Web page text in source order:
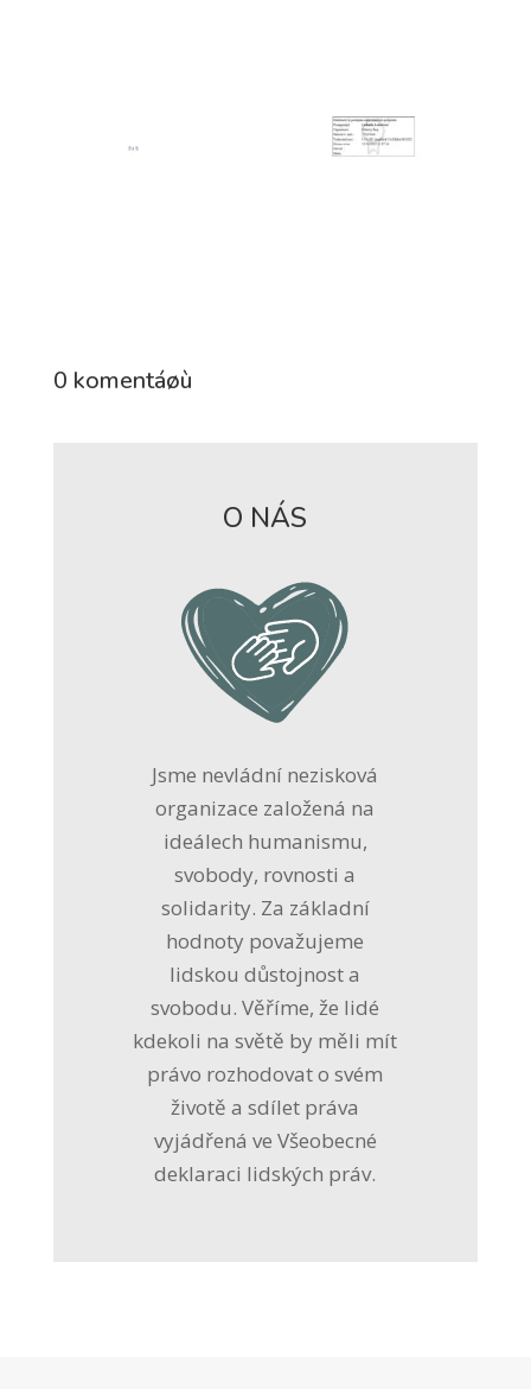
0 komentáøù
O NÁS
Jsme nevládní nezisková
organizace založená na
ideálech humanismu,
svobody, rovnosti a
solidarity. Za základní
hodnoty považujeme
lidskou důstojnost a
svobodu. Věříme, že lidé
kdekoli na světě by měli mít
právo rozhodovat o svém
životě a sdílet práva
vyjádřená ve Všeobecné
deklaraci lidských práv.